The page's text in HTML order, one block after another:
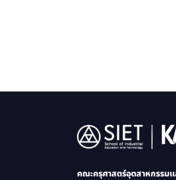
Image
คณะครุศาสตร์อุตสาหกรรมแ